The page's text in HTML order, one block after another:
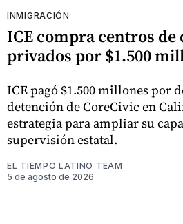
INMIGRACIÓN
ICE compra centros de
privados por $1.500
ICE pagó $1.500 millones por
detención de CoreCivic en
estrategia para ampliar su
supervisión estatal.
EL TIEMPO LATINO TEAM
5 de agosto de 2026